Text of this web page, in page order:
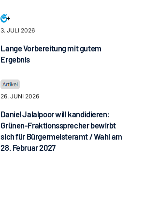
3. JULI 2026
Lange Vorbereitung mit gutem
Ergebnis
26. JUNI 2026
Daniel Jalalpoor will kandidieren:
Grünen-Fraktionssprecher bewirbt
sich für Bürgermeisteramt / Wahl am
28. Februar 2027